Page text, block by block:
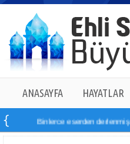
ANASAYFA HAYATLAR
Binlerce eserden derlenmiş tam